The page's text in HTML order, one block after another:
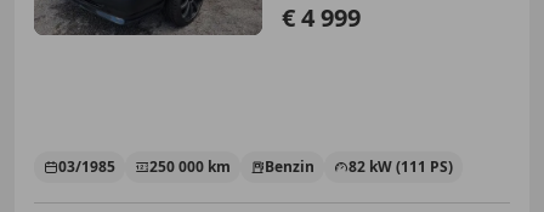
€ 4 999
03/1985 250 000 km Benzin 82 kW (111 PS)